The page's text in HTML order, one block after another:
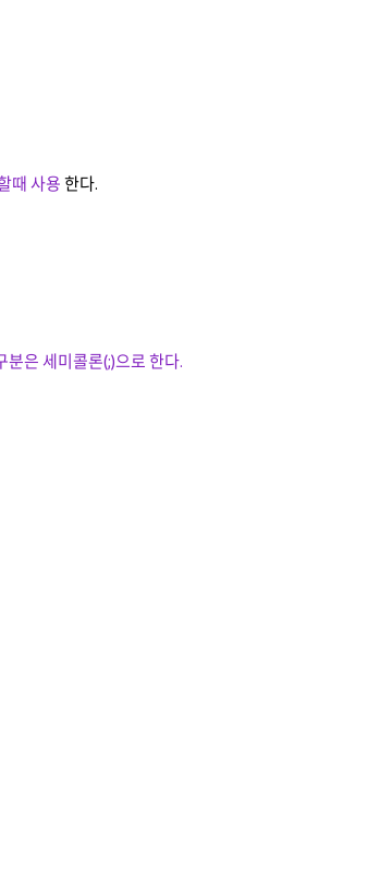
때 사용 한다.
분은 세미콜론(;)으로 한다.